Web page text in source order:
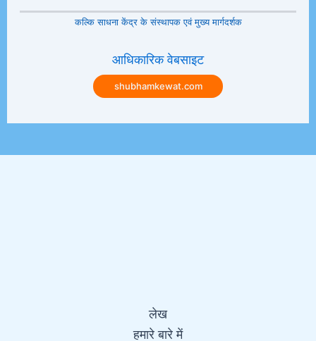
कल्कि साधना केंद्र के संस्थापक एवं मुख्य मार्गदर्शक
आधिकारिक वेबसाइट
shubhamkewat.com
लेख
हमारे बारे में